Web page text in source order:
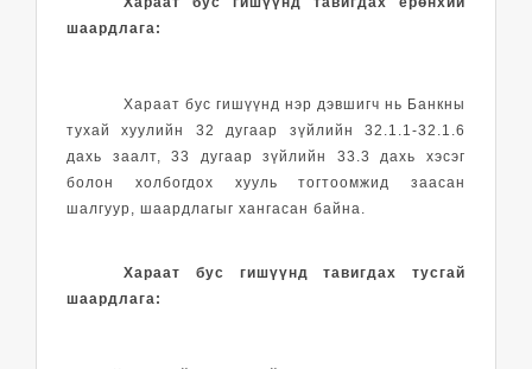
шаардлага:
Хараат бус гишүүнд нэр дэвшигч нь Банкны
тухай хуулийн 32 дугаар зүйлийн 32.1.1-32.1.6
дахь заалт, 33 дугаар зүйлийн 33.3 дахь хэсэг
болон холбогдох хууль тогтоомжид заасан
шалгуур, шаардлагыг хангасан байна.
Хараат бус гишүүнд тавигдах тусгай
шаардлага: